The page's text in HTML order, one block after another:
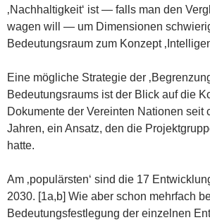
‚Nachhaltigkeit‘ ist — falls man den
wagen will — um Dimensionen
Bedeutungsraum zum Konzept
Eine mögliche Strategie der
Bedeutungsraums ist der Blick auf die
Dokumente der Vereinten Nationen seit
Jahren, ein Ansatz, den die
hatte.
Am ‚populärsten‘ sind die 17
2030. [1a,b] Wie aber schon mehrfach
Bedeutungsfestlegung der einzelnen